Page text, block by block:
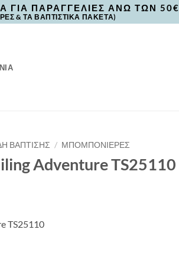
ΓΙΑ ΠΑΡΑΓΓΕΛΙΕΣ ΑΝΩ ΤΩΝ 50€
& ΤΑ ΒΑΠΤΙΣΤΙΚΑ ΠΑΚΕΤΑ)
ΒΑΠΤΙΣΗΣ / ΜΠΟΜΠΟΝΙΕΡΕΣ
Adventure TS25110
TS25110